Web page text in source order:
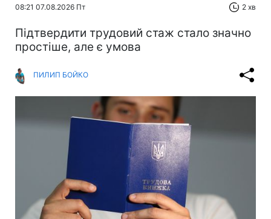
08:21 07.08.2026 Пт 2 хв
Підтвердити трудовий стаж стало значно
простіше, але є умова
ПИЛИП БОЙКО